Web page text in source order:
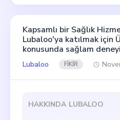
Kapsamlı bir Sağlık
Lubaloo'ya katılmak için
konusunda sağlam
Kurucu Ortak arıyorum.
ile uzmanlıklarına ihtiyaç
arasındaki boşluğu
rolünüz büyümemiz için
Lubaloo FİKİR
HAKKINDA LUBALOO